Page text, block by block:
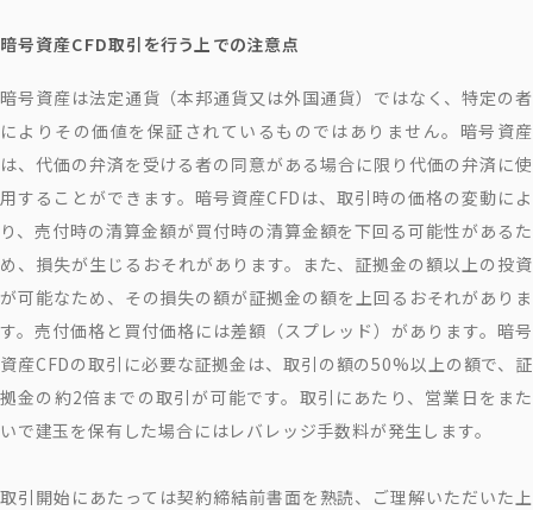
暗号資産CFD取引を行う上での注意点
暗号資産は法定通貨（本邦通貨又は外国通貨）ではなく、特定の者
によりその価値を保証されているものではありません。暗号資産
は、代価の弁済を受ける者の同意がある場合に限り代価の弁済に使
用することができます。暗号資産CFDは、取引時の価格の変動によ
り、売付時の清算金額が買付時の清算金額を下回る可能性があるた
め、損失が生じるおそれがあります。また、証拠金の額以上の投資
が可能なため、その損失の額が証拠金の額を上回るおそれがありま
す。売付価格と買付価格には差額（スプレッド）があります。暗号
資産CFDの取引に必要な証拠金は、取引の額の50%以上の額で、証
拠金の約2倍までの取引が可能です。取引にあたり、営業日をまた
いで建玉を保有した場合にはレバレッジ手数料が発生します。
取引開始にあたっては契約締結前書面を熟読、ご理解いただいた上